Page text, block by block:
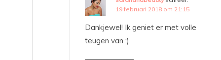
19 februari 2018 om 21:15
Dankjewel! Ik geniet er met volle
teugen van :).